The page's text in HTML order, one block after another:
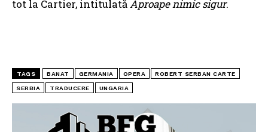
tot la Cartier, intitulatăAproape nimic sigur.
TAGS BANAT GERMANIA OPERA ROBERT SERBAN CARTE
SERBIA TRADUCERE UNGARIA